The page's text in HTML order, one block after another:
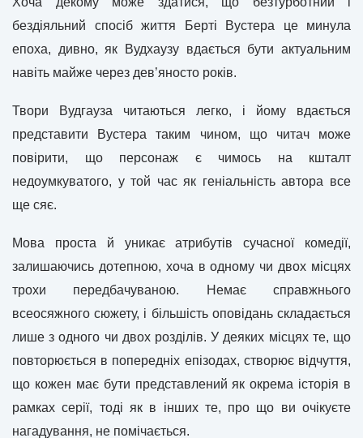
бездіяльний спосіб життя Берті Вустера це минула
епоха, дивно, як Вудхаузу вдається бути актуальним
навіть майже через дев’яносто років.
Твори Вудгауза читаються легко, і йому вдається
представити Вустера таким чином, що читач може
повірити, що персонаж є чимось на кшталт
недоумкуватого, у той час як геніальність автора все
ще сяє.
Мова проста й уникає атрибутів сучасної комедії,
залишаючись дотепною, хоча в одному чи двох місцях
трохи передбачуваною. Немає справжнього
всеосяжного сюжету, і більшість оповідань складається
лише з одного чи двох розділів. У деяких місцях те, що
повторюється в попередніх епізодах, створює відчуття,
що кожен має бути представлений як окрема історія в
рамках серії, тоді як в інших те, про що ви очікуєте
нагадування, не помічається.